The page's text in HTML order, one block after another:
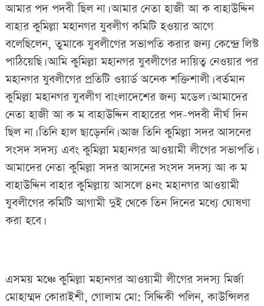
আমার পদ পদবী ছিল না। আমার নেতা হাজী আ ক বাহাউদ্দিন
বাহার কুমিল্লা মহানগর যুবলীগ কমিটি হওয়ার আগে
বলেছিলেন, তুমাকে যুবলীগের সভাপতি করার জন্য কেন্দ্রে লিস্ট
পাঠিয়েছি। আমি কুমিল্লা মহানগর যুবলীগের দায়িত্ব নেওয়ার পর
মহানগর যুবলীগের প্রতিটি ওয়ার্ড অনেক শক্তিশালী। বর্তমান
কুমিল্লা মহানগর যুবলীগ বাংলাদেশের জন্য মডেল। আমাদের
নেতা হাজী আ ক ম বাহাউদ্দিন বাহারের পদ-পদবী দীর্ঘ দিন
ছিল না। তিনি হাল ছাড়েননি। আজ তিনি কুমিল্লা সদর আসনের
সংসদ সদস্য এবং কুমিল্লা মহানগর আওয়ামী লীগের সভাপতি।
আমাদের নেতা কুমিল্লা সদর আসনের সংসদ সদস্য আ ক ম
বাহাউদ্দিন বাহার কুমিল্লায় আসলে ৪নং মহানগর আওয়ামী
যুবলীগের কমিটি আগামী দুই থেকে তিন দিনের মধ্যে ঘোষণা
করা হবে।
এসময় মঞ্চে কুমিল্লা মহানগর আওয়ামী লীগের সদস্য মির্জা
মোহাম্মদ কোরাইশী, গোলাম মো: সিদ্দিকী পলিন, কাউন্সিলর